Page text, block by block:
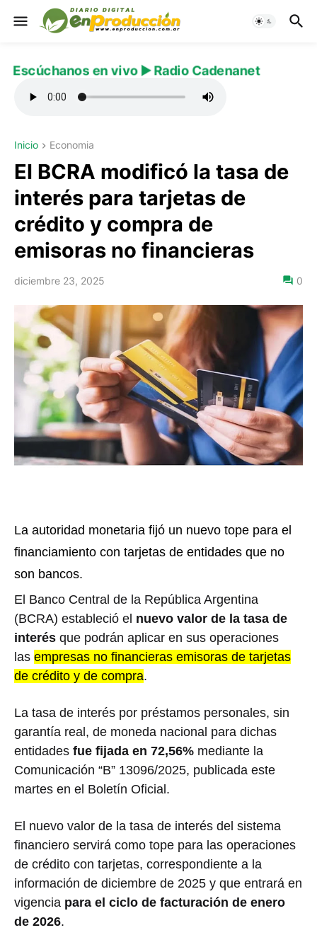
Escúchanos en vivo ▶️ Radio Cadenanet
Inicio Economia
El BCRA modificó la tasa de
interés para tarjetas de
crédito y compra de
emisoras no financieras
diciembre 23, 2025 0
La autoridad monetaria fijó un nuevo tope para el
financiamiento con tarjetas de entidades que no
son bancos.
El Banco Central de la República Argentina
(BCRA) estableció el nuevo valor de la tasa de
interés que podrán aplicar en sus operaciones
las empresas no financieras emisoras de tarjetas
de crédito y de compra.
La tasa de interés por préstamos personales, sin
garantía real, de moneda nacional para dichas
entidades fue fijada en 72,56% mediante la
Comunicación “B” 13096/2025, publicada este
martes en el Boletín Oficial.
El nuevo valor de la tasa de interés del sistema
financiero servirá como tope para las operaciones
de crédito con tarjetas, correspondiente a la
información de diciembre de 2025 y que entrará en
vigencia para el ciclo de facturación de enero
de 2026.